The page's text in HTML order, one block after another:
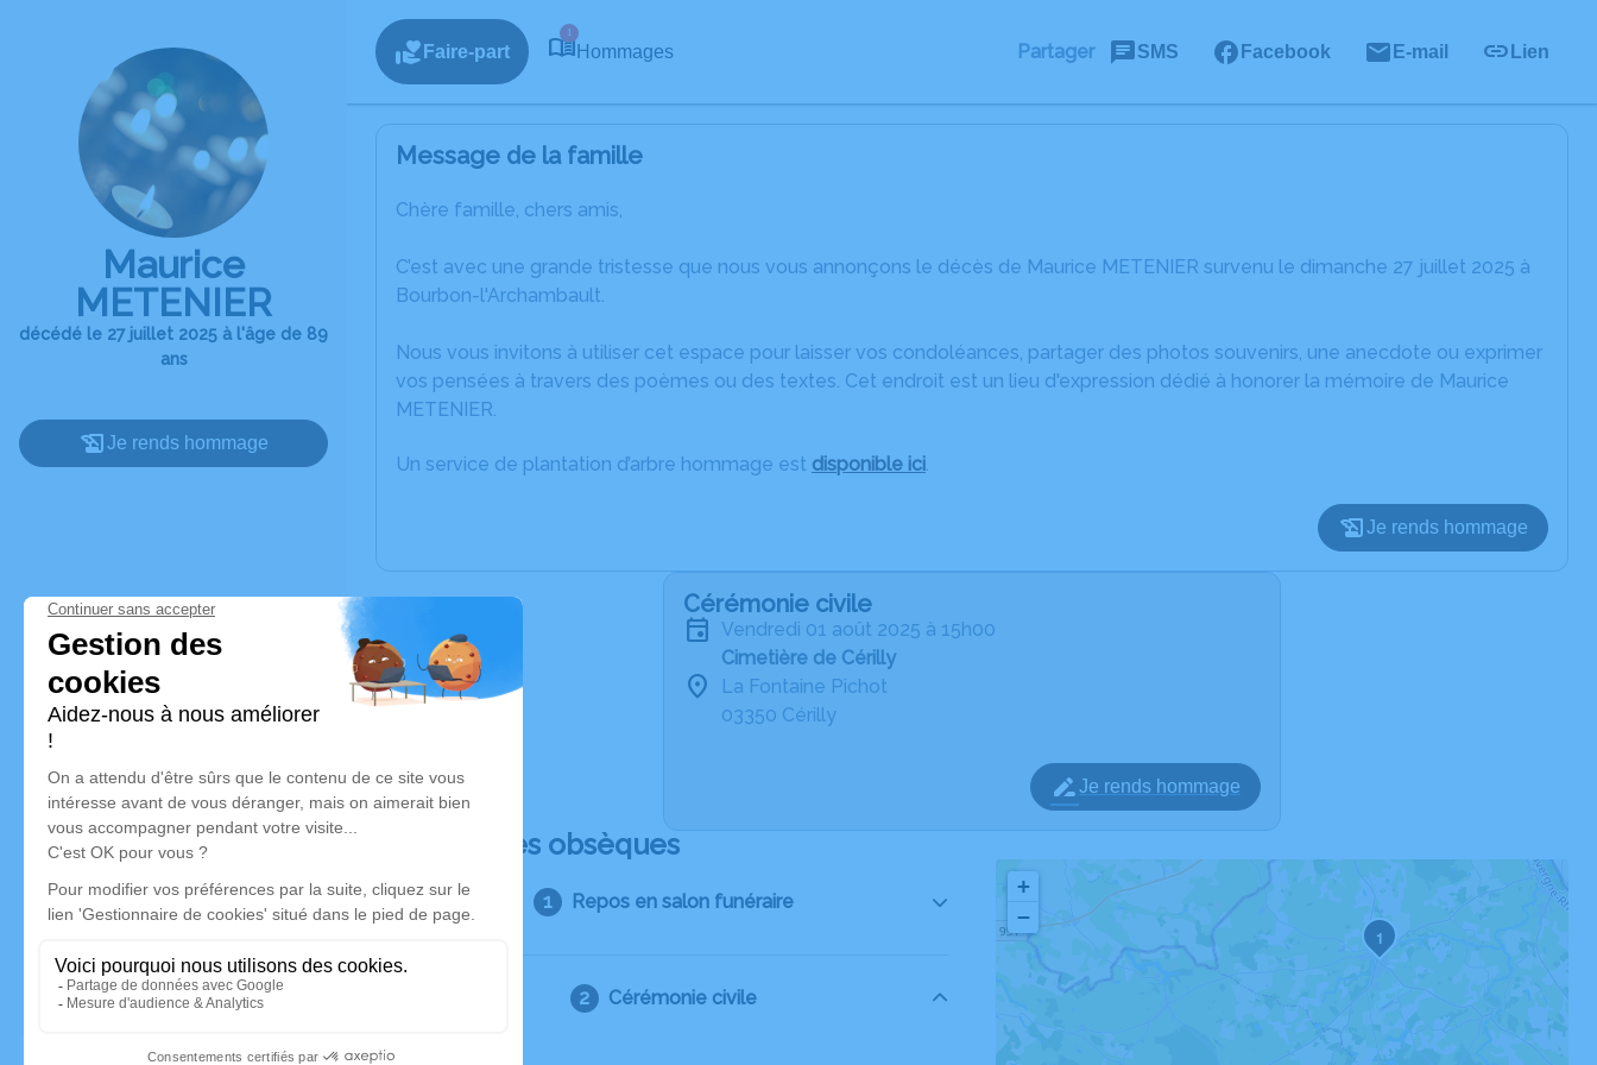
Maurice
METENIER
décédé le 27 juillet 2025 à l'âge de 89
ans
Je rends hommage
Faire-part
1
Hommages Partager SMS Facebook E-mail Lien
Message de la famille
Chère famille, chers amis,
C’est avec une grande tristesse que nous vous annonçons le décès de Maurice METENIER survenu le dimanche 27 juillet 2025 à
Bourbon-l'Archambault.
Nous vous invitons à utiliser cet espace pour laisser vos condoléances, partager des photos souvenirs, une anecdote ou exprimer
vos pensées à travers des poèmes ou des textes. Cet endroit est un lieu d'expression dédié à honorer la mémoire de Maurice
METENIER.
Un service de plantation d’arbre hommage est disponible ici.
Je rends hommage
Cérémonie civile
vendredi 01 août 2025 à 15h00
Cimetière de Cérilly
La Fontaine Pichot
03350 Cérilly
Je rends hommage
Déroulé des obsèques
Repos en salon funéraire
Cérémonie civile
1
+
−